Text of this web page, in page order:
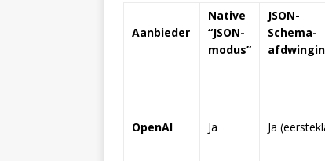
Aanbieder
Native
“JSON-
modus”
JSON-
Schema-
OpenAI Ja Ja